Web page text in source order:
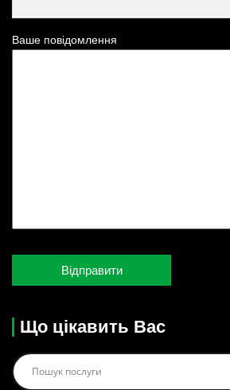
Ваше повідомлення
Що цікавить Вас